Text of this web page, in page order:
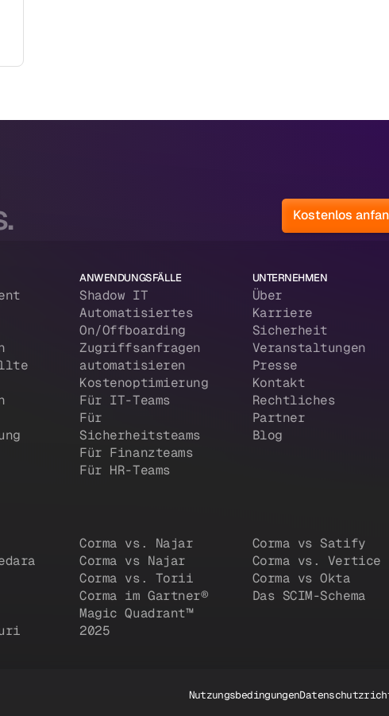
Kostenlos
ANWENDUNGSFÄLLE
Shadow IT
Automatisiertes
On/Offboarding
Zugriffsanfragen
automatisieren
Kostenoptimierung
Für IT-Teams
Für
Sicherheitsteams
Für Finanzteams
Für HR-Teams
UNTERNEHMEN
Über
Karriere
Sicherheit
Veranstaltungen
Presse
Kontakt
Rechtliches
Partner
Blog
Corma vs. Najar
Corma vs Najar
Corma vs. Torii
Corma im Gartner®
Magic Quadrant™
2025
Corma vs Satify
Corma vs. Vertice
Corma vs Okta
Das SCIM-Schema
Nutzungsbedingungen